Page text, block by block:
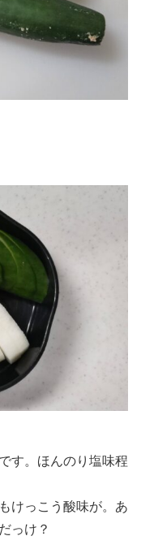
す。ほんのり塩味程
けっこう酸味が。あ
っけ？